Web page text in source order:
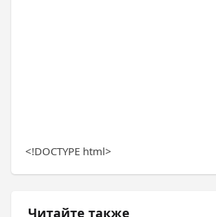
<!DOCTYPE html>
Читайте также